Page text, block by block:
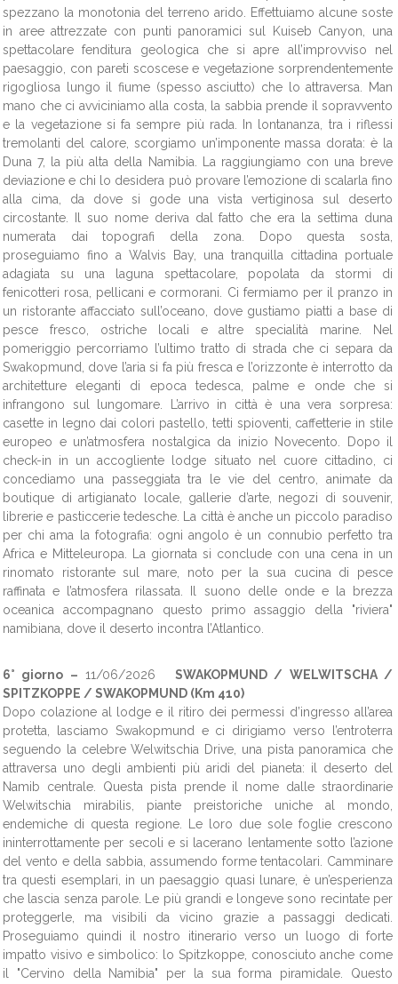
spezzano la monotonia del terreno arido. Effettuiamo alcune soste
in aree attrezzate con punti panoramici sul Kuiseb Canyon, una
spettacolare fenditura geologica che si apre all’improvviso nel
paesaggio, con pareti scoscese e vegetazione sorprendentemente
rigogliosa lungo il fiume (spesso asciutto) che lo attraversa. Man
mano che ci avviciniamo alla costa, la sabbia prende il sopravvento
e la vegetazione si fa sempre più rada. In lontananza, tra i riflessi
tremolanti del calore, scorgiamo un’imponente massa dorata: è la
Duna 7, la più alta della Namibia. La raggiungiamo con una breve
deviazione e chi lo desidera può provare l’emozione di scalarla fino
alla cima, da dove si gode una vista vertiginosa sul deserto
circostante. Il suo nome deriva dal fatto che era la settima duna
numerata dai topografi della zona. Dopo questa sosta,
proseguiamo fino a Walvis Bay, una tranquilla cittadina portuale
adagiata su una laguna spettacolare, popolata da stormi di
fenicotteri rosa, pellicani e cormorani. Ci fermiamo per il pranzo in
un ristorante affacciato sull’oceano, dove gustiamo piatti a base di
pesce fresco, ostriche locali e altre specialità marine. Nel
pomeriggio percorriamo l’ultimo tratto di strada che ci separa da
Swakopmund, dove l’aria si fa più fresca e l’orizzonte è interrotto da
architetture eleganti di epoca tedesca, palme e onde che si
infrangono sul lungomare. L’arrivo in città è una vera sorpresa:
casette in legno dai colori pastello, tetti spioventi, caffetterie in stile
europeo e un’atmosfera nostalgica da inizio Novecento. Dopo il
check-in in un accogliente lodge situato nel cuore cittadino, ci
concediamo una passeggiata tra le vie del centro, animate da
boutique di artigianato locale, gallerie d’arte, negozi di souvenir,
librerie e pasticcerie tedesche. La città è anche un piccolo paradiso
per chi ama la fotografia: ogni angolo è un connubio perfetto tra
Africa e Mitteleuropa. La giornata si conclude con una cena in un
rinomato ristorante sul mare, noto per la sua cucina di pesce
raffinata e l’atmosfera rilassata. Il suono delle onde e la brezza
oceanica accompagnano questo primo assaggio della "riviera"
namibiana, dove il deserto incontra l’Atlantico.
6° giorno – 11/06/2026 SWAKOPMUND / WELWITSCHA /
SPITZKOPPE / SWAKOPMUND (Km 410)
Dopo colazione al lodge e il ritiro dei permessi d’ingresso all’area
protetta, lasciamo Swakopmund e ci dirigiamo verso l’entroterra
seguendo la celebre Welwitschia Drive, una pista panoramica che
attraversa uno degli ambienti più aridi del pianeta: il deserto del
Namib centrale. Questa pista prende il nome dalle straordinarie
Welwitschia mirabilis, piante preistoriche uniche al mondo,
endemiche di questa regione. Le loro due sole foglie crescono
ininterrottamente per secoli e si lacerano lentamente sotto l’azione
del vento e della sabbia, assumendo forme tentacolari. Camminare
tra questi esemplari, in un paesaggio quasi lunare, è un’esperienza
che lascia senza parole. Le più grandi e longeve sono recintate per
proteggerle, ma visibili da vicino grazie a passaggi dedicati.
Proseguiamo quindi il nostro itinerario verso un luogo di forte
impatto visivo e simbolico: lo Spitzkoppe, conosciuto anche come
il "Cervino della Namibia" per la sua forma piramidale. Questo